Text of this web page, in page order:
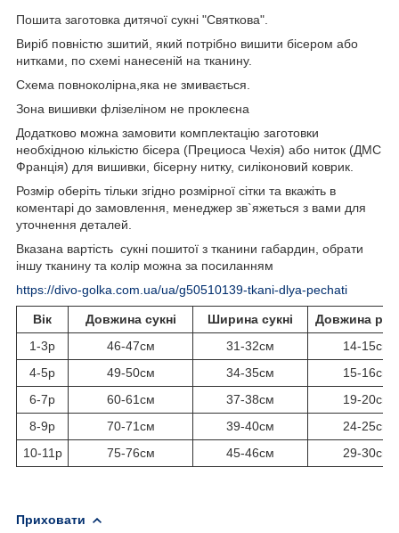
Пошита заготовка дитячої сукні "Святкова".
Виріб повністю зшитий, який потрібно вишити бісером або
нитками, по схемі нанесеній на тканину.
Схема повноколірна,яка не змивається.
Зона вишивки флізеліном не проклеєна
Додатково можна замовити комплектацію заготовки
необхідною кількістю бісера (Прециоса Чехія) або ниток (ДМС
Франція) для вишивки, бісерну нитку, силіконовий коврик.
Розмір оберіть тільки згідно розмірної сітки та вкажіть в
коментарі до замовлення, менеджер зв`яжеться з вами для
уточнення деталей.
Вказана вартість сукні пошитої з тканини габардин, обрати
іншу тканину та колір можна за посиланням
https://divo-golka.com.ua/ua/g50510139-tkani-dlya-pechati
Вік Довжина сукні Ширина сукні
Довжина
1-3р
46-47см 31-32см
14-15см
4-5р
49-50см 34-35см
15-16см
6-7р
60-61см 37-38см
19-20см
8-9р
70-71см 39-40см
24-25см
10-11р
75-76см 45-46см 29-30см
Приховати